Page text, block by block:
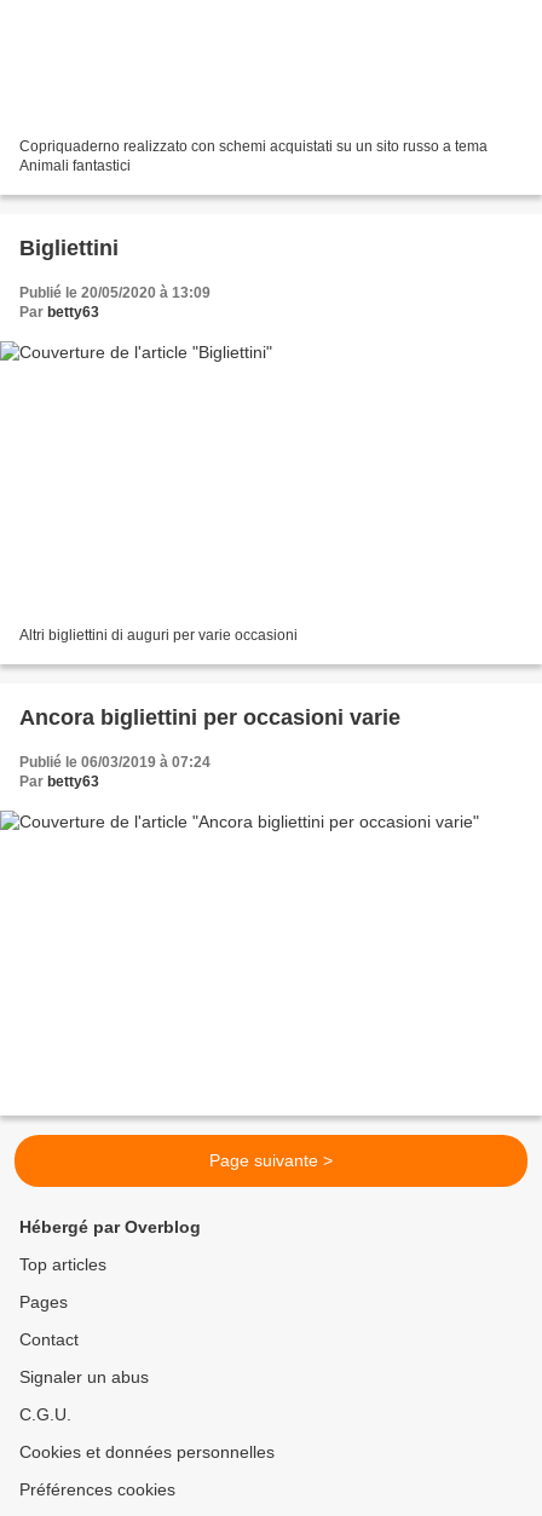
Copriquaderno realizzato con schemi acquistati su un sito russo a tema
Animali fantastici
Bigliettini
Publié le 20/05/2020 à 13:09
Par betty63
Altri bigliettini di auguri per varie occasioni
Ancora bigliettini per occasioni varie
Publié le 06/03/2019 à 07:24
Par betty63
Page suivante >
Hébergé par Overblog
Top articles
Pages
Contact
Signaler un abus
C.G.U.
Cookies et données personnelles
Préférences cookies